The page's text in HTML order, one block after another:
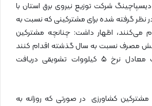
شرکت توزیع نیروی برق استان با
نظر گرفته شده برای مشترکینی که نسبت به
می‌کنند، اظهار داشت: چنانچه مشترکین
مصرف نسبت به سال گذشته اقدام کنند
به ازای هر کیلووات معادل نرخ 5 کیلووات تشویقی دریافت
کشاورزی در صورتی که روزانه به